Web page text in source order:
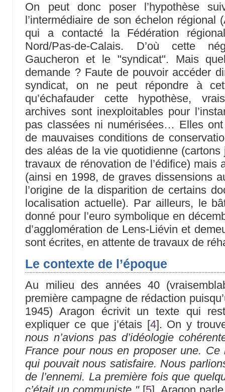
On peut donc poser l’hypothèse
l’intermédiaire de son échelon régional
qui a contacté la Fédération
Nord/Pas-de-Calais. D’où cette
Gaucheron et le "syndicat". Mais
demande ? Faute de pouvoir accéder
syndicat, on ne peut répondre à
qu’échafauder cette hypothèse,
archives sont inexploitables pour
pas classées ni numérisées… Elles
de mauvaises conditions de
des aléas de la vie quotidienne
travaux de rénovation de l’édifice) mais
(ainsi en 1998, de graves dissensions
l’origine de la disparition de certains
localisation actuelle). Par ailleurs, le
donné pour l’euro symbolique en
d’agglomération de Lens-Liévin et
sont écrites, en attente de travaux de
Le contexte de l’époque
Au milieu des années 40
première campagne de rédaction
1945) Aragon écrivit un texte qui
expliquer ce que j’étais[4]. On y
nous n’avions pas d’idéologie
France pour nous en proposer une. Ce
qui pouvait nous satisfaire. Nous
de l’ennemi. La première fois que